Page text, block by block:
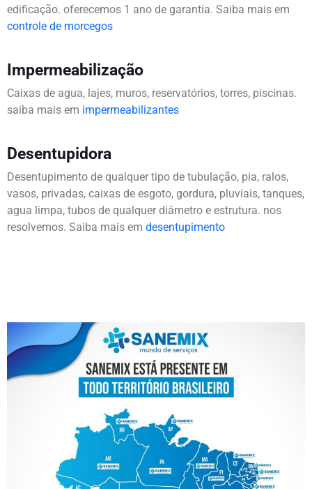
edificação. oferecemos 1 ano de garantia. Saiba mais em
controle de morcegos
Impermeabilização
Caixas de agua, lajes, muros, reservatórios, torres, piscinas.
saiba mais em impermeabilizantes
Desentupidora
Desentupimento de qualquer tipo de tubulação, pia, ralos,
vasos, privadas, caixas de esgoto, gordura, pluviais, tanques,
agua limpa, tubos de qualquer diâmetro e estrutura. nos
resolvemos. Saiba mais em desentupimento